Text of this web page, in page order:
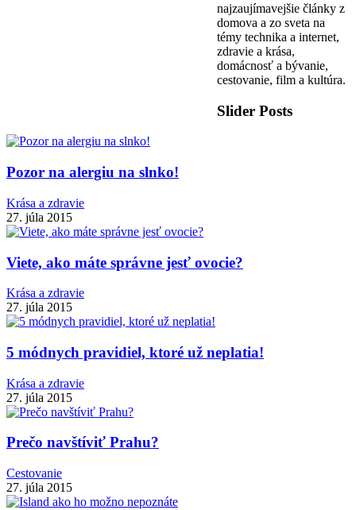
najzaujímavejšie články z
domova a zo sveta na
témy technika a internet,
zdravie a krása,
domácnosť a bývanie,
cestovanie, film a kultúra.
Slider Posts
Pozor na alergiu na slnko!
Krása a zdravie
27. júla 2015
Viete, ako máte správne jesť ovocie?
Krása a zdravie
27. júla 2015
5 módnych pravidiel, ktoré už neplatia!
Krása a zdravie
27. júla 2015
Prečo navštíviť Prahu?
Cestovanie
27. júla 2015